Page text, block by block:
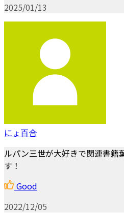
2025/01/13
にょ百合
ルパン三世が大好きで関連書籍
す！
Good
2022/12/05